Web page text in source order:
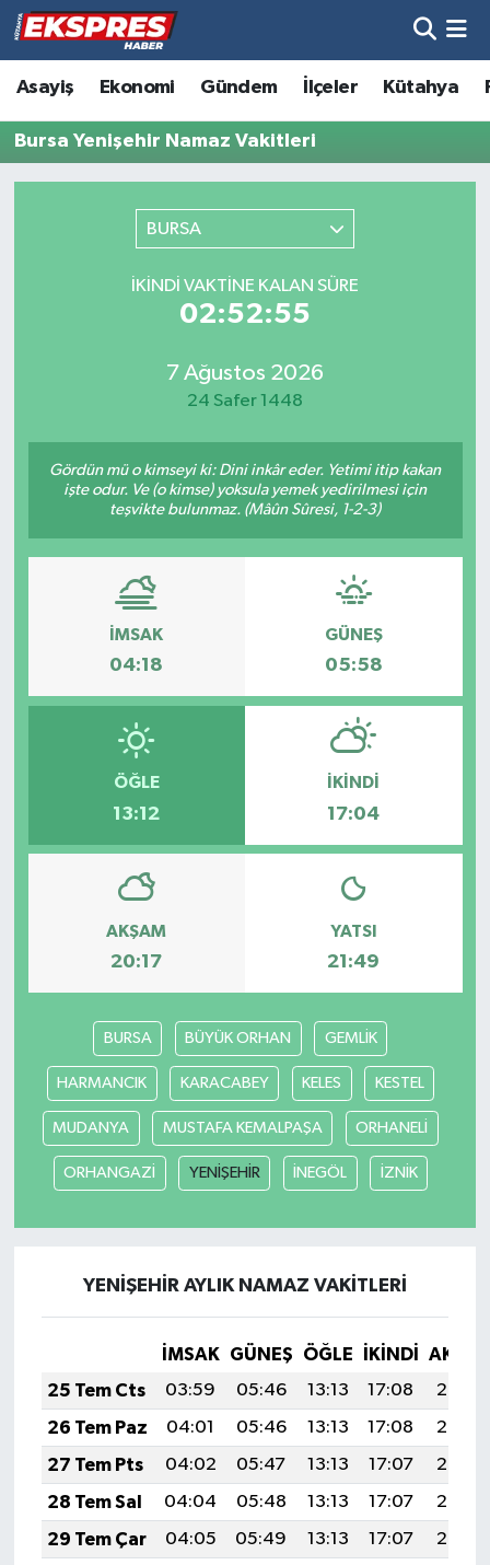
Asayiş Ekonomi Gündem İlçeler Kütahya
Bursa Yenişehir Namaz Vakitleri
BURSA
İKINDI VAKTINE KALAN SÜRE
02:52:55
7 Ağustos 2026
24 Safer 1448
Gördün mü o kimseyi ki: Dini inkâr eder. Yetimi itip kakan
işte odur. Ve (o kimse) yoksula yemek yedirilmesi için
teşvikte bulunmaz. (Mâûn Sûresi, 1-2-3)
İMSAK
04:18
GÜNEŞ
05:58
ÖĞLE
13:12
İKINDI
17:04
AKŞAM
20:17
YATSI
21:49
BURSA BÜYÜK ORHAN GEMLİK
HARMANCIK KARACABEY KELES KESTEL
MUDANYA MUSTAFA KEMALPAŞA ORHANELİ
ORHANGAZİ YENİŞEHİR İNEGÖL İZNİK
YENİŞEHİR AYLIK NAMAZ VAKITLERI
İMSAK GÜNEŞ ÖĞLE İKINDI
25 Tem Cts
03:59 05:46 13:13 17:08
20:30
26 Tem Paz
04:01 05:46 13:13 17:08
20:30
27 Tem Pts
04:02 05:47 13:13 17:07
20:29
28 Tem Sal
04:04 05:48 13:13 17:07
20:28
29 Tem Çar
04:05 05:49 13:13 17:07
20:27
Altıntaş
Asayiş
Biyografiler
Çavdarhisar
Dumlupınar
Ekonomi
Emet
Foto Galeri
Gediz
İlçeler
Köşe Yazıları
Kültür Sanat
Politika
Rüya Tabirleri
Hava Durumu
Trafik Durumu
Tüm Manşetler
Son Dakika Haberleri